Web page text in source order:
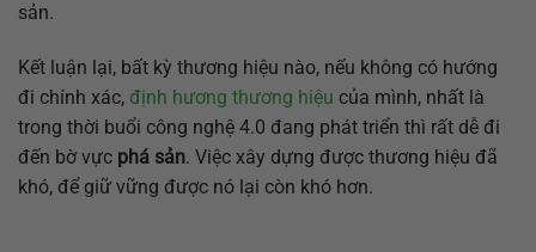
sản.
Kết luận lại, bất kỳ thương hiệu nào, nếu không có hướng
đi chính xác, định hương thương hiệu của mình, nhất là
trong thời buổi công nghệ 4.0 đang phát triển thì rất dễ đi
đến bờ vực phá sản. Việc xây dựng được thương hiệu đã
khó, để giữ vững được nó lại còn khó hơn.